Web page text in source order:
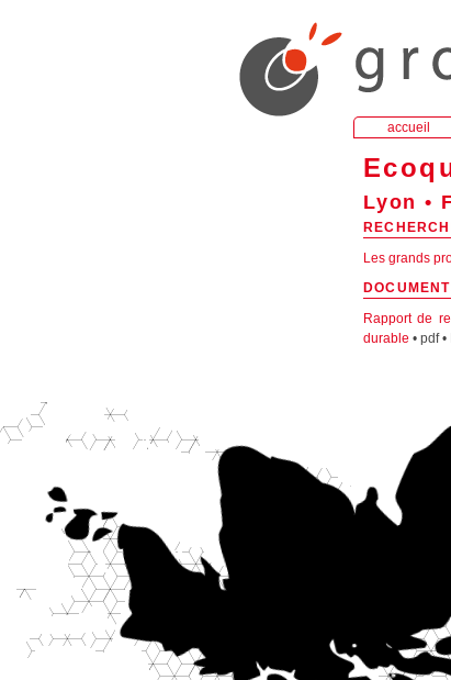
accueil
Lyon •
Les grands
Rapport de
durable • pdf